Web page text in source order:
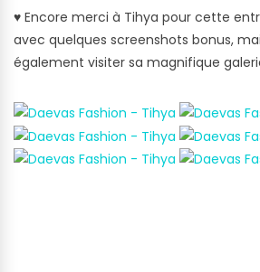
♥ Encore merci à Tihya pour cette
avec quelques screenshots bonus,
également visiter sa magnifique